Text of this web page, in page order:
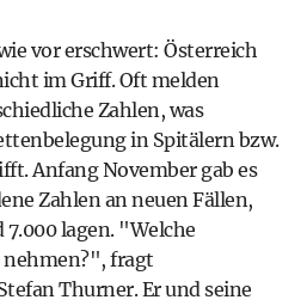
vor erschwert: Österreich
im Griff. Oft melden
Zahlen, was
in Spitälern bzw.
Anfang November gab es
Zahlen an neuen Fällen,
lagen. "Welche
nehmen?", fragt
Thurner. Er und seine